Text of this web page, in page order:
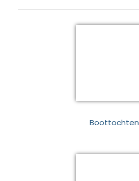
Boottochten